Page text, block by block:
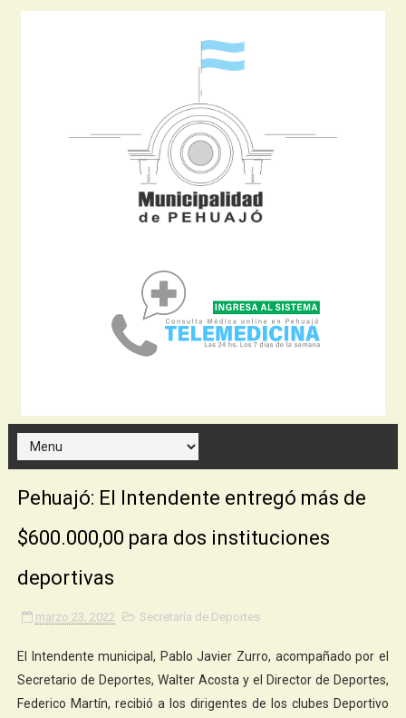
Pehuajó: El Intendente entregó más de
$600.000,00 para dos instituciones
deportivas
marzo 23, 2022 Secretaría de Deportes
El Intendente municipal, Pablo Javier Zurro, acompañado por el
Secretario de Deportes, Walter Acosta y el Director de Deportes,
Federico Martín, recibió a los dirigentes de los clubes Deportivo